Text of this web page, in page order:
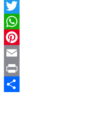
Facebook
Twitter
WhatsApp
Pinterest
Email
Print